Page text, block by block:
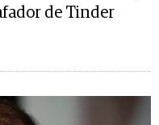
de Tinder